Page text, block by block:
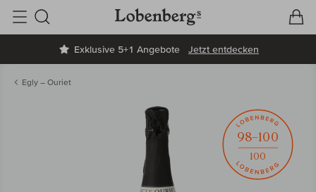
Exklusive 5+1 Angebote Jetzt entdecken
Suche
Egly – Ouriet
98–100
100